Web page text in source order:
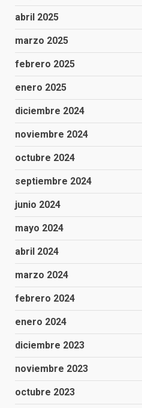
abril 2025
marzo 2025
febrero 2025
enero 2025
diciembre 2024
noviembre 2024
octubre 2024
septiembre 2024
junio 2024
mayo 2024
abril 2024
marzo 2024
febrero 2024
enero 2024
diciembre 2023
noviembre 2023
octubre 2023